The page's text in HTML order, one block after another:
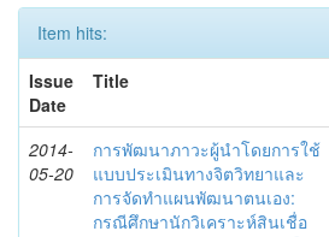
Item hits:
Issue
Date
Title
2014-
05-20
การพัฒนาภาวะผู้นำโดยการใช้
แบบประเมินทางจิตวิทยาและ
การจัดทำแผนพัฒนาตนเอง:
กรณีศึกษานักวิเคราะห์สินเชื่อ